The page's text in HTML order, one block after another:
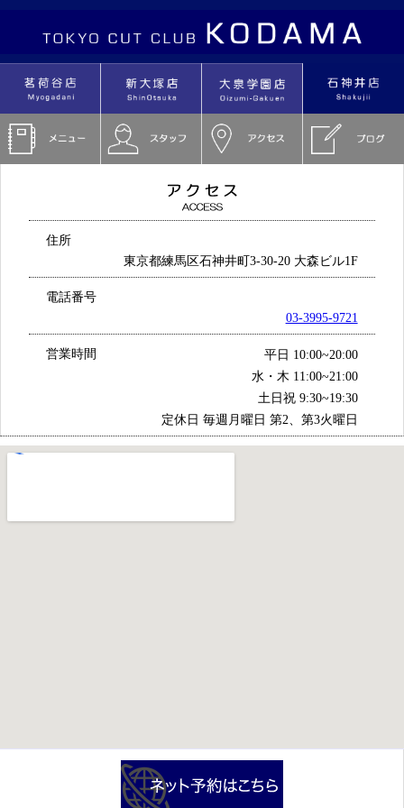
住所
東京都練馬区石神井町3-30-20 大森ビル1F
電話番号
03-3995-9721
営業時間
平日 10:00~20:00
水・木 11:00~21:00
土日祝 9:30~19:30
定休日 毎週月曜日 第2、第3火曜日